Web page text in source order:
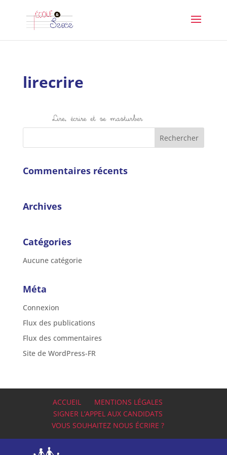
lirecrire
Commentaires récents
Archives
Catégories
Aucune catégorie
Méta
Connexion
Flux des publications
Flux des commentaires
Site de WordPress-FR
ACCUEIL
MENTIONS LÉGALES
SIGNER L’APPEL AUX CANDIDATS
VOUS SOUHAITEZ NOUS ÉCRIRE ?